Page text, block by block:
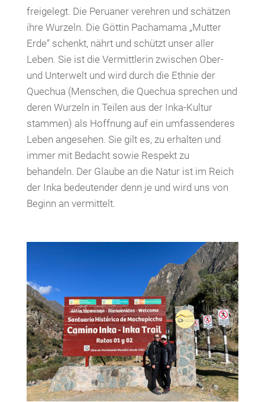
freigelegt. Die Peruaner verehren und schätzen
ihre Wurzeln. Die Göttin Pachamama „Mutter
Erde“ schenkt, nährt und schützt unser aller
Leben. Sie ist die Vermittlerin zwischen Ober-
und Unterwelt und wird durch die Ethnie der
Quechua (Menschen, die Quechua sprechen und
deren Wurzeln in Teilen aus der Inka-Kultur
stammen) als Hoffnung auf ein umfassenderes
Leben angesehen. Sie gilt es, zu erhalten und
immer mit Bedacht sowie Respekt zu
behandeln. Der Glaube an die Natur ist im Reich
der Inka bedeutender denn je und wird uns von
Beginn an vermittelt.